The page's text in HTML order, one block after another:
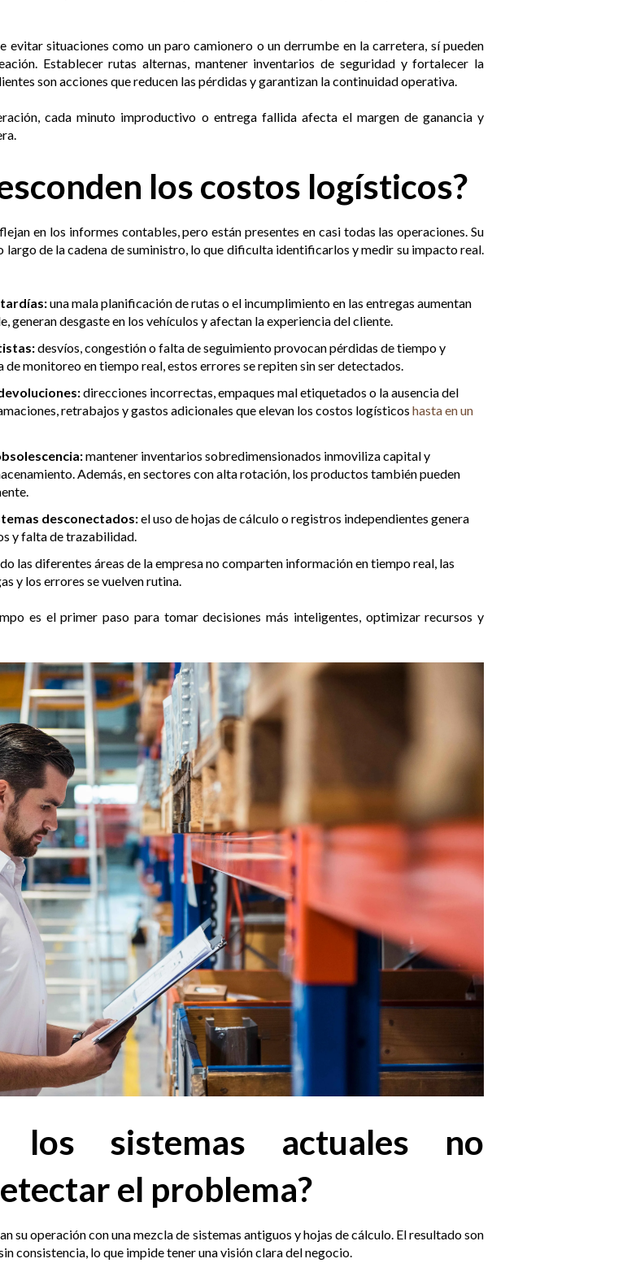
evitar situaciones como un paro camionero o un derrumbe en la carretera, sí pueden
Establecer rutas alternas, mantener inventarios de seguridad y fortalecer la
son acciones que reducen las pérdidas y garantizan la continuidad operativa.
cada minuto improductivo o entrega fallida afecta el margen de ganancia y
los costos logísticos?
en los informes contables, pero están presentes en casi todas las operaciones. Su
largo de la cadena de suministro, lo que dificulta identificarlos y medir su impacto real.
una mala planificación de rutas o el incumplimiento en las entregas aumentan
generan desgaste en los vehículos y afectan la experiencia del cliente.
desvíos, congestión o falta de seguimiento provocan pérdidas de tiempo y
de monitoreo en tiempo real, estos errores se repiten sin ser detectados.
direcciones incorrectas, empaques mal etiquetados o la ausencia del
retrabajos y gastos adicionales que elevan los costos logísticoshasta en un
mantener inventarios sobredimensionados inmoviliza capital y
Además, en sectores con alta rotación, los productos también pueden
desconectados:el uso de hojas de cálculo o registros independientes genera
y falta de trazabilidad.
las diferentes áreas de la empresa no comparten información en tiempo real, las
y los errores se vuelven rutina.
es el primer paso para tomar decisiones más inteligentes, optimizar recursos y
los sistemas actuales no
el problema?
su operación con una mezcla de sistemas antiguos y hojas de cálculo. El resultado son
consistencia, lo que impide tener una visión clara del negocio.